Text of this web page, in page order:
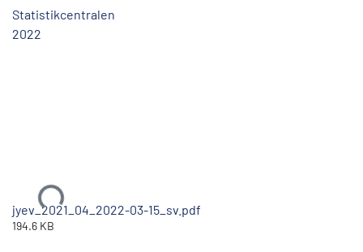
Statistikcentralen
2022
Ladataan...
jyev_2021_04_2022-03-15_sv.pdf
194.6 KB